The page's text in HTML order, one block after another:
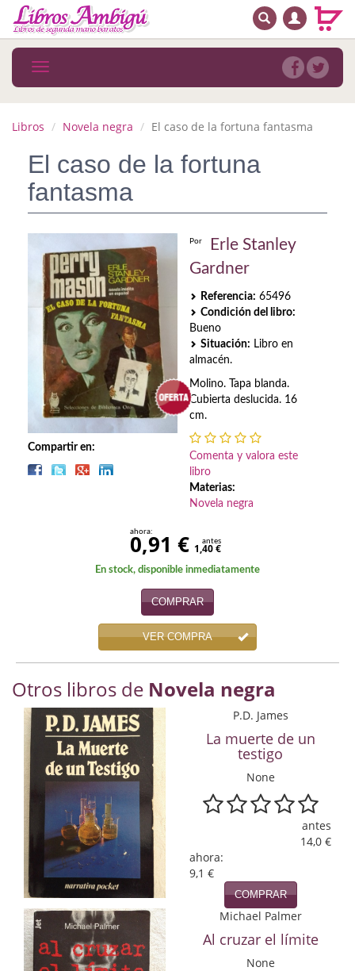
MENÚ PRINCIPAL
Novedades
MATERIAS
Arte
Autoayuda. Conocimiento personal
Autoayuda. Crecimiento personal
Biografía
Biografías
Ciencia ficción
Cocina
Discos deVinilo. LP
DVD
Economía
Enciclopedias
Ensayo
Ensayo literario
Filosofía
Física y Química
Física y química
Guerra Civil Española
BUSCAR
Toggle
navigation
Libros Novela negra El caso de la fortuna fantasma
El caso de la fortuna
fantasma
Compartir en:
Por
Erle Stanley
Gardner
Referencia: 65496
Condición del libro:
Bueno
Situación: Libro en
almacén.
Molino. Tapa blanda.
Cubierta deslucida. 16
cm.
Comenta y valora este
libro
Materias:
Novela negra
ahora:
0,91 € antes
1,40 €
En stock, disponible inmediatamente
COMPRAR
VER COMPRA
Otros libros de Novela negra
P.D. James
La muerte de un
testigo
None
antes
14,0 €
ahora:
9,1 €
COMPRAR
Michael Palmer
Al cruzar el límite
None